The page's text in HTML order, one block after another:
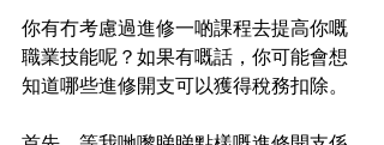
你有冇考慮過進修一啲課程去提高你嘅
職業技能呢？如果有嘅話，你可能會想
知道哪些進修開支可以獲得稅務扣除。